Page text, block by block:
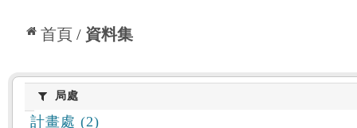
首頁 資料集
:::
局處局處
計畫處 (2)